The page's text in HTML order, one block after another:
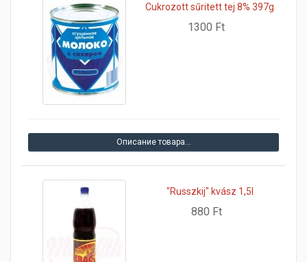
Cukrozott sűritett tej 8% 397g
1300 Ft
Описание товара…
"Russzkij" kvász 1,5l
880 Ft